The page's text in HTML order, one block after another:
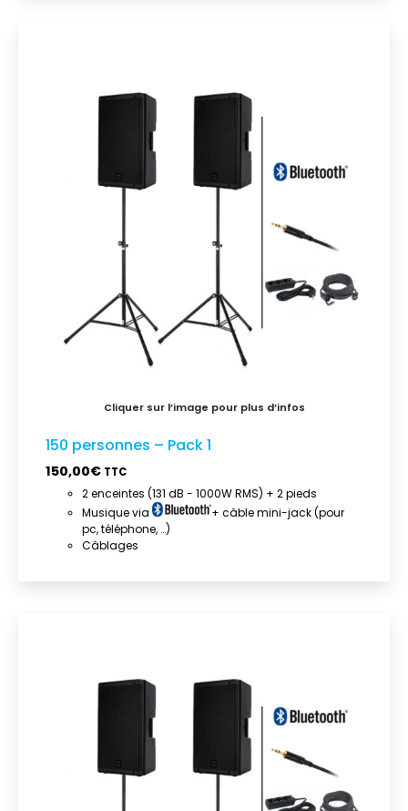
150 personnes – Pack 1
150,00€ TTC
2 enceintes (131 dB - 1000W RMS) + 2 pieds
Musique via
+ câble mini-jack (pour
pc, téléphone, …)
Câblages